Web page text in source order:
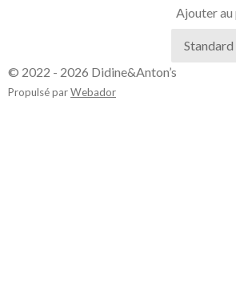
Ajouter au
© 2022 - 2026 Didine&Anton’s
Propulsé parWebador